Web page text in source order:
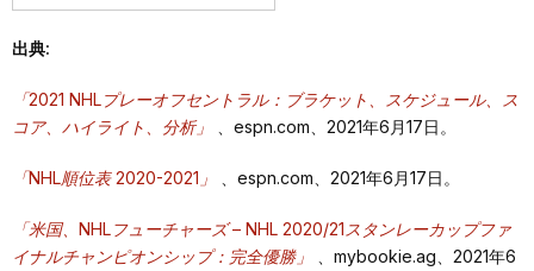
出典:
「2021 NHLプレーオフセントラル：ブラケット、スケジュール、ス
コア、ハイライト、分析」
、espn.com、2021年6月17日。
「NHL順位表 2020-2021」 、espn.com、2021年6月17日。
「米国、NHLフューチャーズ – NHL 2020/21スタンレーカップファ
イナルチャンピオンシップ：完全優勝」
、mybookie.ag、2021年6